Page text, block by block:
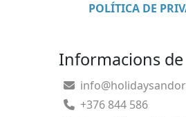
POLÍTICA DE
Informacions
+376 844 586